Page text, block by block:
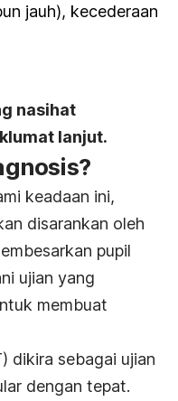
jauh), kecederaan
nasihat
lanjut.
keadaan ini,
disarankan oleh
pupil
ujian yang
membuat
dikira sebagai ujian
dengan tepat.